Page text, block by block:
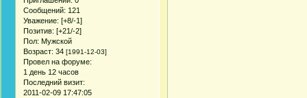
Сообщений: 121
Уважение: [+8/-1]
Позитив: [+21/-2]
Пол: Мужской
Возраст: 34 [1991-12-03]
Провел на форуме:
1 день 12 часов
Последний визит:
2011-02-09 17:47:05